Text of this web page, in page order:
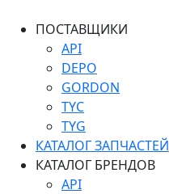
ПОСТАВЩИКИ
API
DEPO
GORDON
TYC
TYG
КАТАЛОГ ЗАПЧАСТЕЙ
КАТАЛОГ БРЕНДОВ
API